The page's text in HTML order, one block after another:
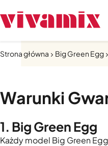
Strona główna Big Green Egg
Warunki
1. Big Green Egg
Każdy model Big Green